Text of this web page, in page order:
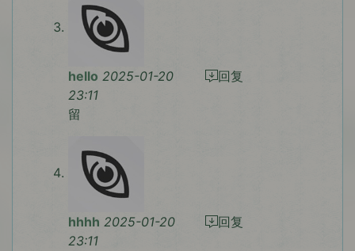
hello 2025-01-20
23:11
留
回复
hhhh 2025-01-20
23:11
回复